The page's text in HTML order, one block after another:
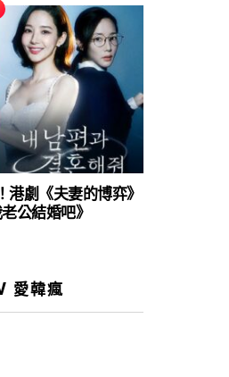
港劇《夫妻的博弈》
公結婚吧》
愛韓瘋